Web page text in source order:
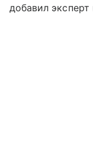
добавил